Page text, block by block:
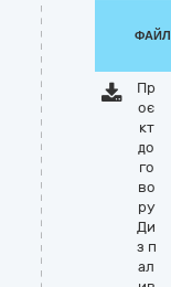
ФАЙЛ
Пр
оє
кт
до
го
во
ру
Ди
з п
ал